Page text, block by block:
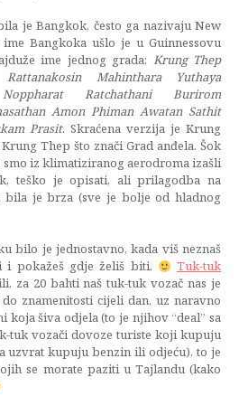
je Bangkok, često ga nazivaju New
Bangkoka ušlo je u Guinnessovu
ime jednog grada: Krung Thep
Mahinthara Yuthaya
Ratchathani Burirom
Amon Phiman Awatan Sathit
Prasit. Skraćena verzija je Krung
Thep što znači Grad anđela. Šok
iz klimatiziranog aerodroma izašli
teško je opisati, ali prilagodba na
je brza (sve je bolje od hladnog
bilo je jednostavno, kada viš neznaš
i pokažeš gdje želiš biti.
Tuk-tuk
za 20 bahti naš tuk-tuk vozač nas je
znamenitosti cijeli dan, uz naravno
koja šiva odjela (to je njihov “deal” sa
tuk vozači dovoze turiste koji kupuju
uzvrat kupuju benzin ili odjeću), to je
se morate paziti u Tajlandu (kako